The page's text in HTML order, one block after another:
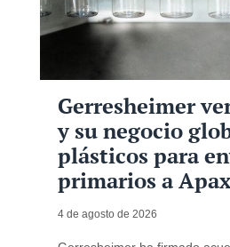
Gerresheimer
y su negocio
plásticos para
primarios a
4 de agosto de 2026